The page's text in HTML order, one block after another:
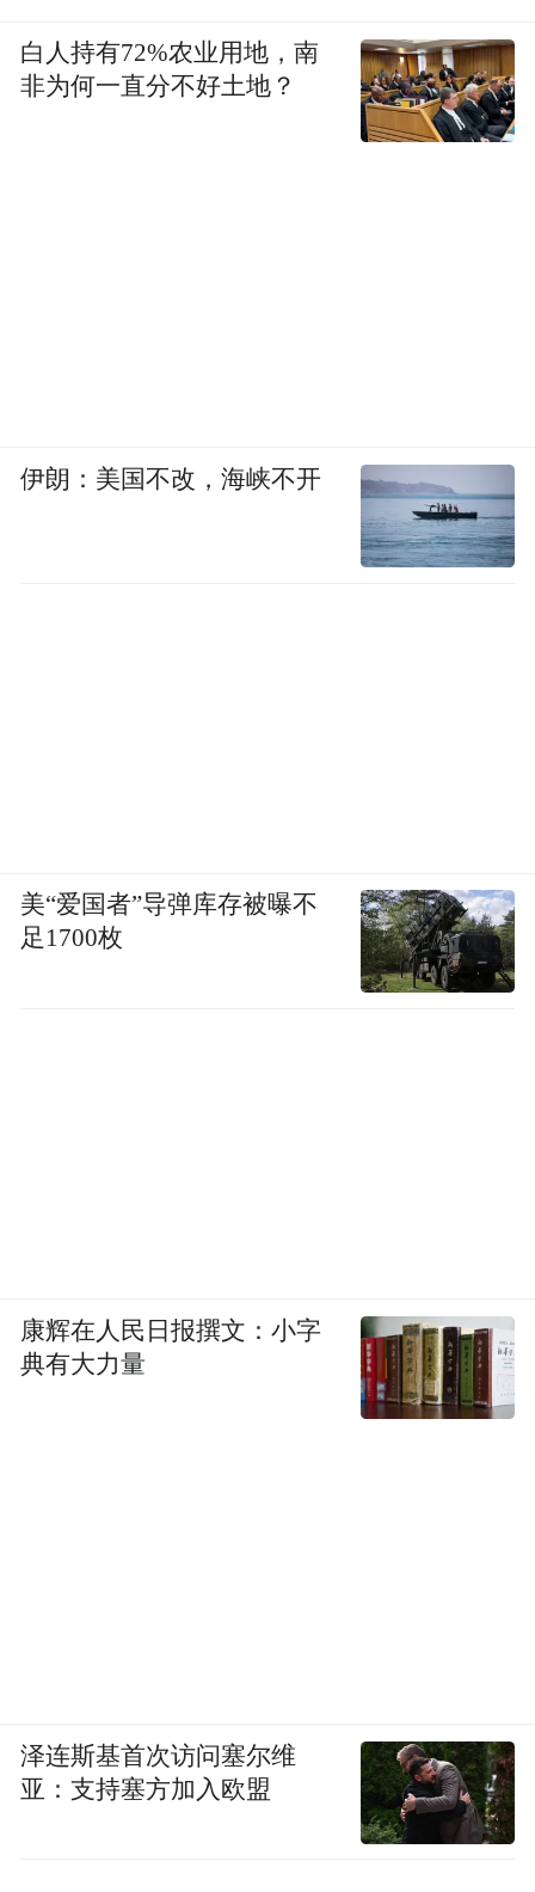
白人持有72%农业用地，南
非为何一直分不好土地？
伊朗：美国不改，海峡不开
美“爱国者”导弹库存被曝不
足1700枚
康辉在人民日报撰文：小字
典有大力量
泽连斯基首次访问塞尔维
亚：支持塞方加入欧盟